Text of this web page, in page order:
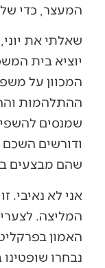
המעצר, כדי
שאלתי את
יוציא בית
המכוון על
ההתלהמות
שמנסים
ודורשים
שהם מבצעים
אני לא נאיבי.
המליצה.
האמון
נבחרו